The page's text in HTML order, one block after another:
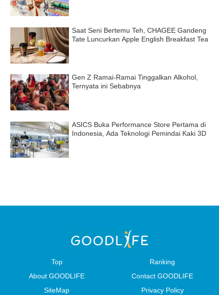
Saat Seni Bertemu Teh, CHAGEE Gandeng
Tate Luncurkan Apple English Breakfast Tea
Gen Z Ramai-Ramai Tinggalkan Alkohol,
Ternyata ini Sebabnya
ASICS Buka Performance Store Pertama di
Indonesia, Ada Teknologi Pemindai Kaki 3D
Top
Ranking
About GOODLIFE
Contact GOODLIFE
SiteMap
Privacy Policy